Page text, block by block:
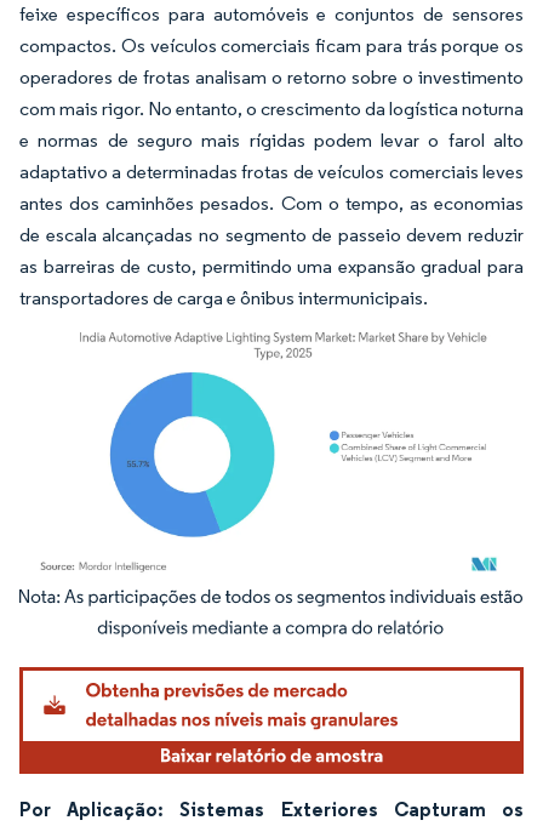
feixe específicos para automóveis e conjuntos de sensores
compactos. Os veículos comerciais ficam para trás porque os
operadores de frotas analisam o retorno sobre o investimento
com mais rigor. No entanto, o crescimento da logística noturna
e normas de seguro mais rígidas podem levar o farol alto
adaptativo a determinadas frotas de veículos comerciais leves
antes dos caminhões pesados. Com o tempo, as economias
de escala alcançadas no segmento de passeio devem reduzir
as barreiras de custo, permitindo uma expansão gradual para
transportadores de carga e ônibus intermunicipais.
Imagem © Mordor Intelligence. O reuso requer atribuição conforme CC BY 4.0.
Por Aplicação: Sistemas Exteriores Capturam os